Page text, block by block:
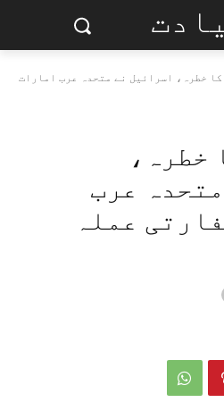
خطرہ، اسرائیل نے متحدہ عرب امارات
خطرہ،
عرب
عملہ